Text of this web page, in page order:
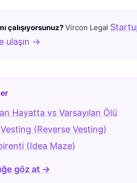
çalışıyorsunuz? Vircon Legal
ulaşın →
Hayatta vs Varsayılan Ölü
(Reverse Vesting)
(Idea Maze)
göz at →